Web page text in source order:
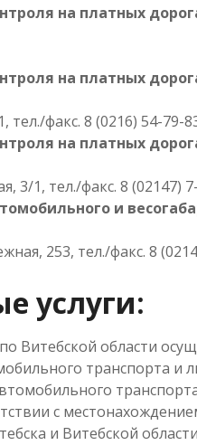
на платных
на платных
тел./факс. 8 (0216) 54-79-
на платных
3/1, тел./факс. 8 (02147)
и
253, тел./факс. 8
услуги:
Витебской области
транспорта и
с
и Витебской